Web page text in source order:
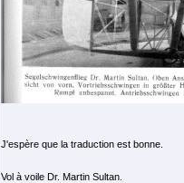
J'espère que la traduction est bonne.
Vol à voile Dr. Martin Sultan.